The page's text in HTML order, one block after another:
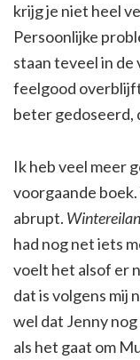
krijg je niet heel
Persoonlijke
staan teveel in
feelgood
beter gedoseerd,
Ik heb veel meer
voorgaande
abrupt.
had nog net iets
voelt het alsof er
dat is volgens mij
wel dat Jenny
als het gaat om